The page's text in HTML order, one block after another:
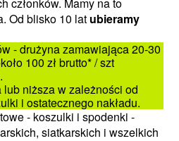
członków. Mamy na to
Od blisko 10 lat ubieramy
- drużyna zamawiająca 20-30
100 zł brutto* / szt
niższa w zależności od
i ostatecznego nakładu.
- koszulki i spodenki -
siatkarskich i wszelkich